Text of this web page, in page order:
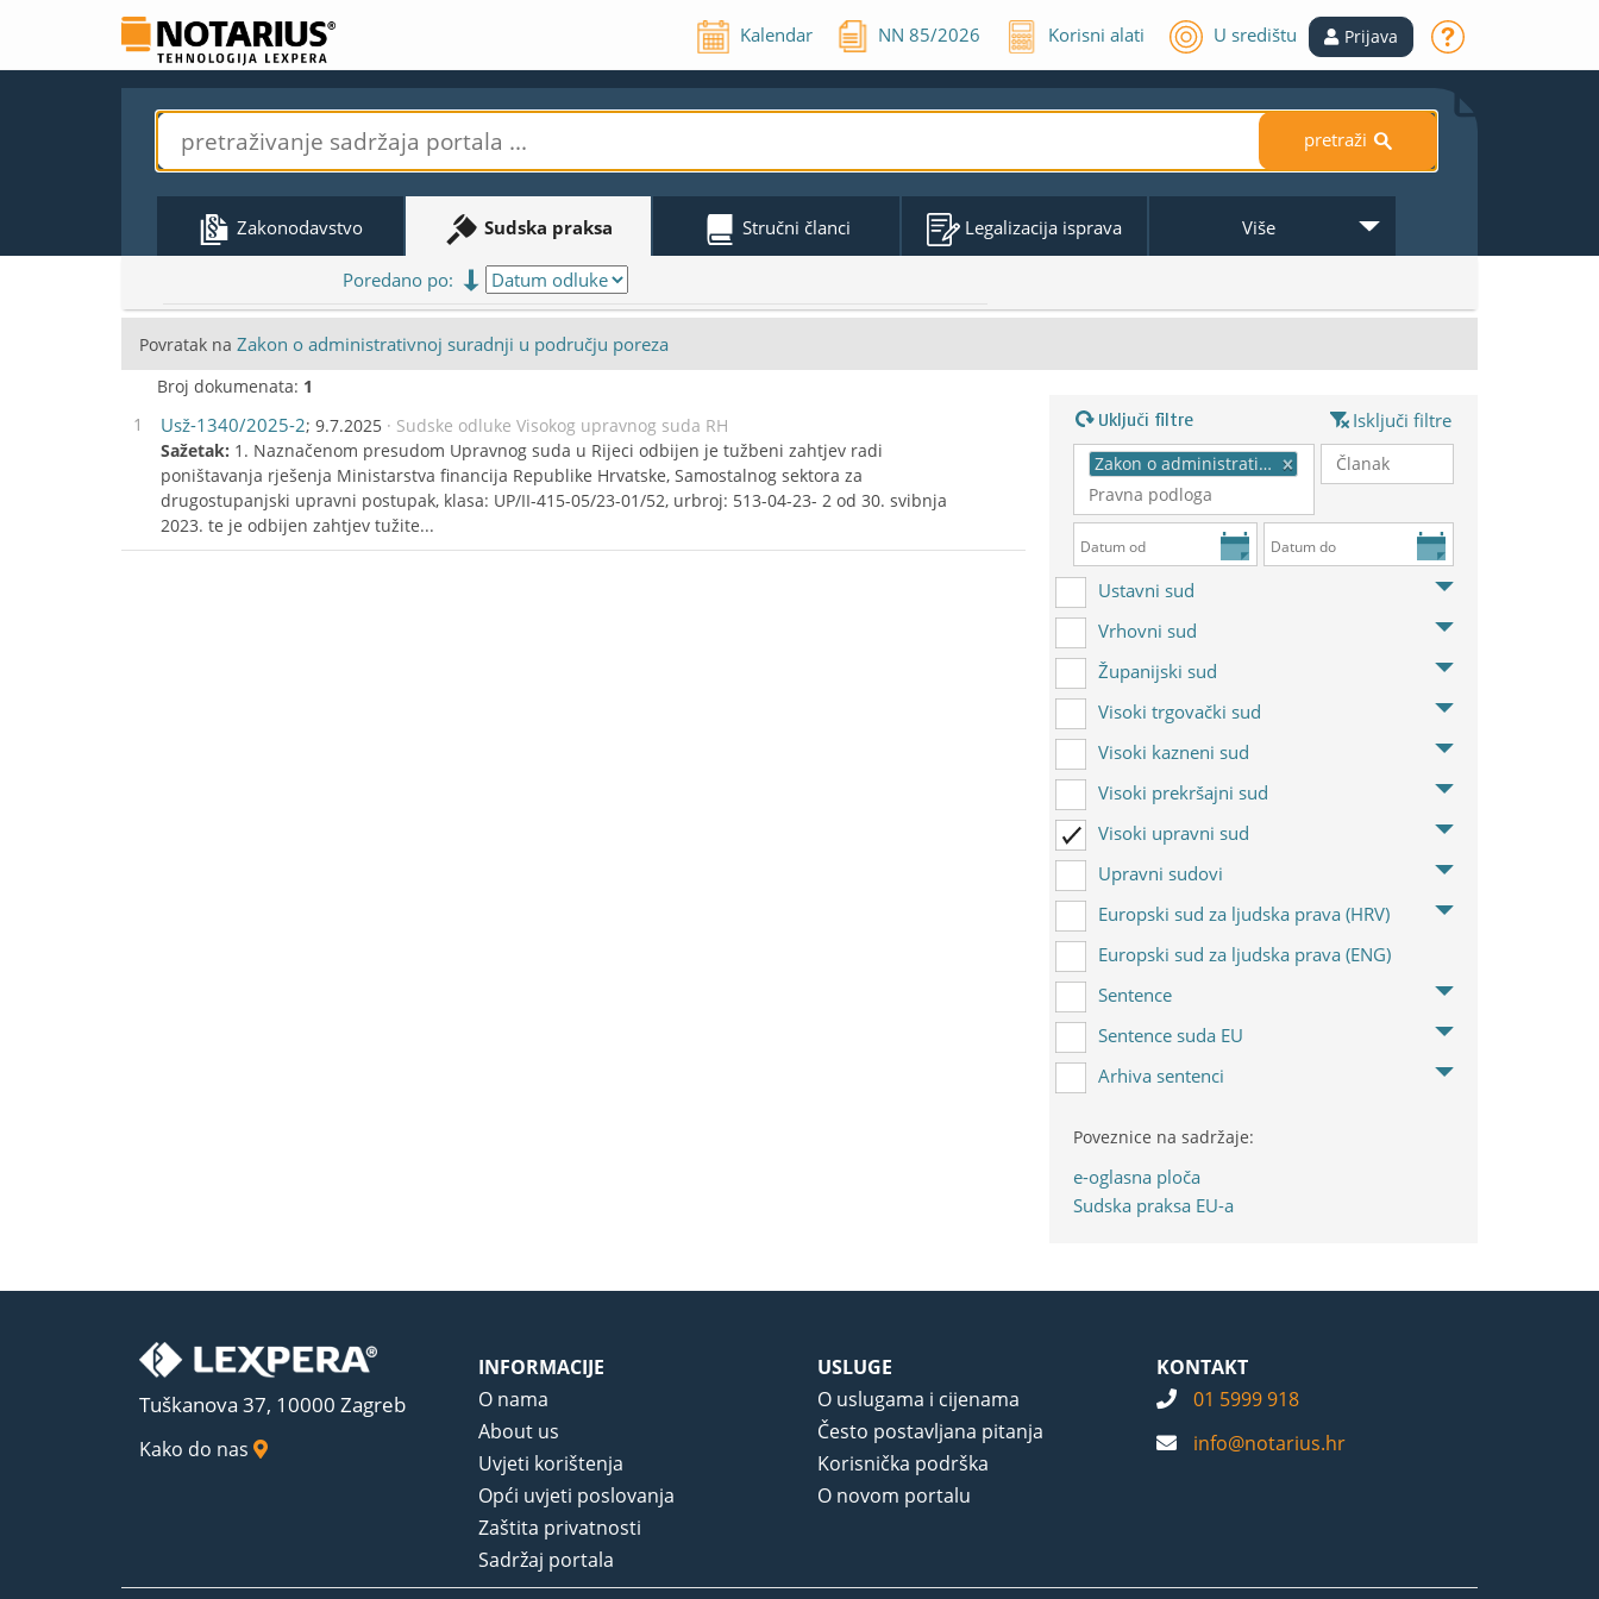
Kalendar NN85/2026 Korisni alati U središtu Prijava
pretraži S
Zakonodavstvo Sudska praksa Stručni članci Legalizacija isprava Više
Poredano po:
Povratak na Zakon o administrativnoj suradnji u području poreza
Broj dokumenata: 1
1
Usž-1340/2025-2; 9.7.2025 · Sudske odluke Visokog upravnog suda RH
Sažetak: 1. Naznačenom presudom Upravnog suda u Rijeci odbijen je tužbeni zahtjev radi
poništavanja rješenja Ministarstva financija Republike Hrvatske, Samostalnog sektora za
drugostupanjski upravni postupak, klasa: UP/II-415-05/23-01/52, urbroj: 513-04-23- 2 od 30. svibnja
2023. te je odbijen zahtjev tužite...
Uključi filtre Isključi filtre
Zakon o administrativnoj suradnji u području poreza ×
Ustavni sud
Vrhovni sud
Županijski sud
Visoki trgovački sud
Visoki kazneni sud
Visoki prekršajni sud
Visoki upravni sud
Upravni sudovi
Europski sud za ljudska prava (HRV)
Europski sud za ljudska prava (ENG)
Sentence
Sentence suda EU
Arhiva sentenci
Poveznice na sadržaje:
e-oglasna ploča
Sudska praksa EU-a
Tuškanova 37, 10000 Zagreb
Kako do nas
INFORMACIJE
O nama
About us
Uvjeti korištenja
Opći uvjeti poslovanja
Zaštita privatnosti
Sadržaj portala
USLUGE
O uslugama i cijenama
Često postavljana pitanja
Korisnička podrška
O novom portalu
KONTAKT
01 5999 918
info@notarius.hr